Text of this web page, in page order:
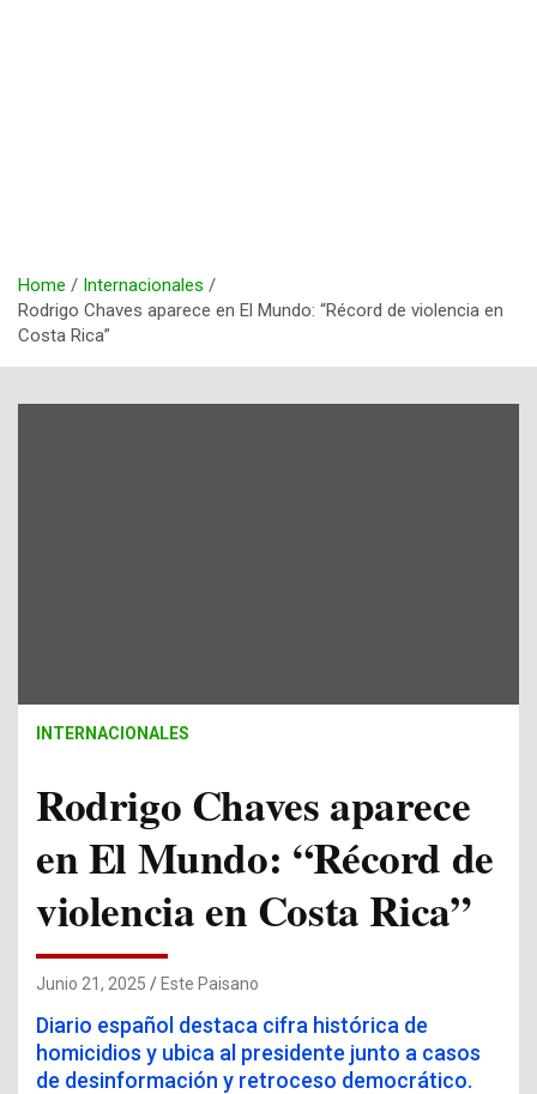
Home
Internacionales
Rodrigo Chaves aparece en El Mundo: “Récord de violencia en
Costa Rica”
INTERNACIONALES
Rodrigo Chaves aparece
en El Mundo: “Récord de
violencia en Costa Rica”
Junio 21, 2025 Este Paisano
Diario español destaca cifra histórica de
homicidios y ubica al presidente junto a casos
de desinformación y retroceso democrático.